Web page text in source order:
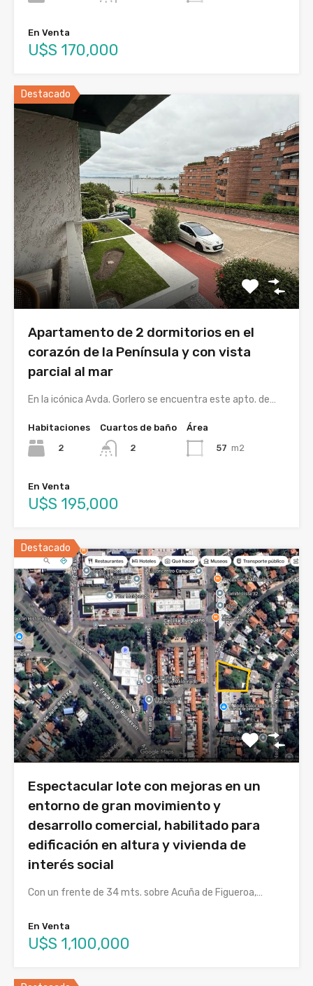
En Venta
U$S 170,000
Destacado
Apartamento de 2 dormitorios en el
corazón de la Península y con vista
parcial al mar
En la icónica Avda. Gorlero se encuentra este apto. de…
Habitaciones
2
Cuartos de baño
2
Área
57 m2
En Venta
U$S 195,000
Destacado
Espectacular lote con mejoras en un
entorno de gran movimiento y
desarrollo comercial, habilitado para
edificación en altura y vivienda de
interés social
Con un frente de 34 mts. sobre Acuña de Figueroa,…
En Venta
U$S 1,100,000